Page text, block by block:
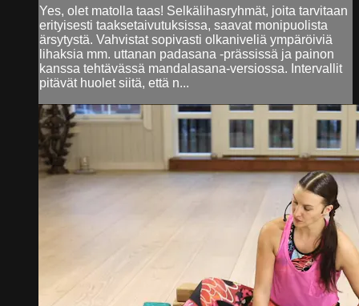
Yes, olet matolla taas! Selkälihasryhmät, joita tarvitaan
erityisesti taaksetaivutuksissa, saavat monipuolista
ärsytystä. Vahvistat sopivasti olkaniveliä ympäröiviä
lihaksia mm. uttanan padasana -prässissä ja painon
kanssa tehtävässä mandalasana-versiossa. Intervallit
pitävät huolet siitä, että n...